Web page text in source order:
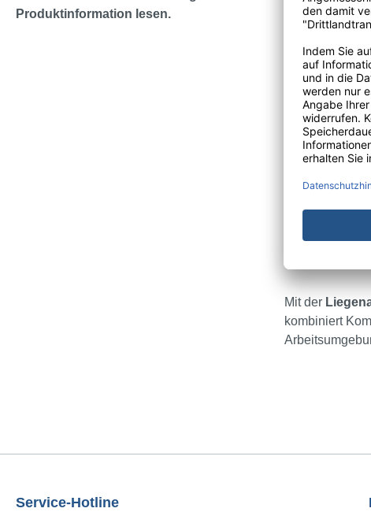
Produktinformation lesen.
jeder
Komfort
Einfach
Dies spart
Mit der
kombiniert
Service-Hotline